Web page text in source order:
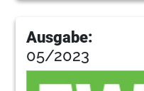
Ausgabe:
05/2023